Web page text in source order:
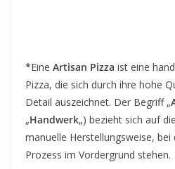
*Eine Artisan Pizza ist eine
Pizza, die sich durch ihre hohe
Detail auszeichnet. Der Begriff „
„Handwerk„) bezieht sich auf
manuelle Herstellungsweise,
Prozess im Vordergrund stehen.